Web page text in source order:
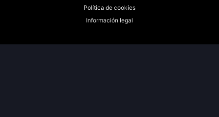
Política de cookies
Información legal